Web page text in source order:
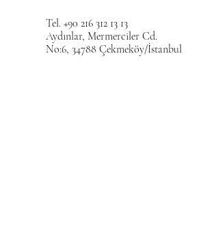
Tel. +90 216 312 13 13
Aydınlar, Mermerciler Cd.
No:6, 34788 Çekmeköy/İstanbul